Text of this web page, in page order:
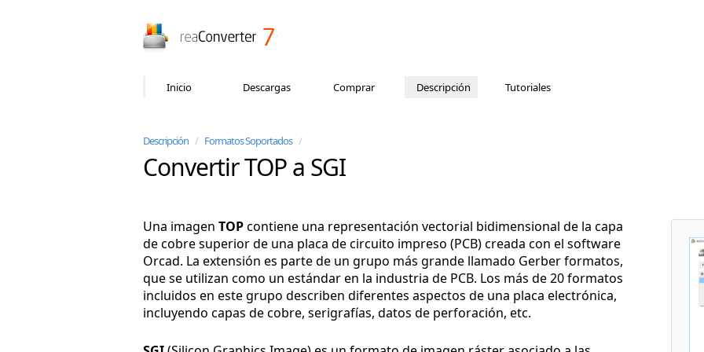
Inicio Descargas Comprar Descripción Tutoriales
Descripción / Formatos Soportados /
Convertir TOP a SGI
Una imagen TOPcontiene una representación vectorial bidimensional de la capa
de cobre superior de una placa de circuito impreso (PCB) creada con el software
Orcad. La extensión es parte de un grupo más grande llamado Gerber formatos,
que se utilizan como un estándar en la industria de PCB. Los más de 20 formatos
incluidos en este grupo describen diferentes aspectos de una placa electrónica,
incluyendo capas de cobre, serigrafías, datos de perforación, etc.